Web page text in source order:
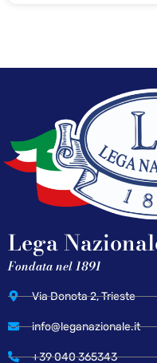
Lega
Fondata nel 1891
Via Donota 2, Trieste
info@leganazionale.it
+39 040 365343